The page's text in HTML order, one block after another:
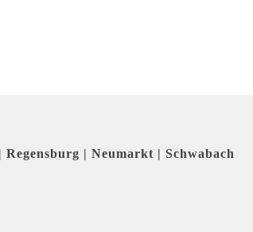
| Neumarkt | Schwabach